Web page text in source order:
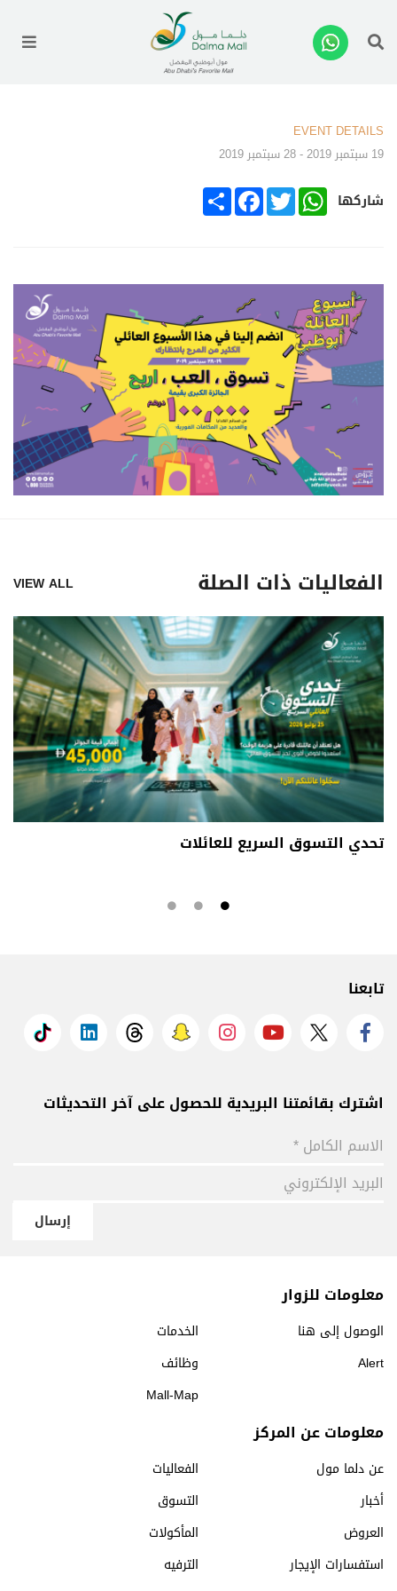
EVENT DETAILS
19 سبتمبر 2019 - 28 سبتمبر 2019
شاركها SHARE
FACEBOOKTWITTER
WHATSAPP
الفعاليات ذات الصلة VIEW ALL
تحدي التسوق السريع للعائلات
تابعنا
اشترك بقائمتنا البريدية للحصول على آخر التحديثات
إرسال
معلومات للزوار
الخدمات
الوصول إلى هنا
وظائف
Alert
Mall-Map
معلومات عن المركز
عن دلما مول
الفعاليات
أخبار
التسوق
العروض
المأكولات
استفسارات الإيجار
الترفيه